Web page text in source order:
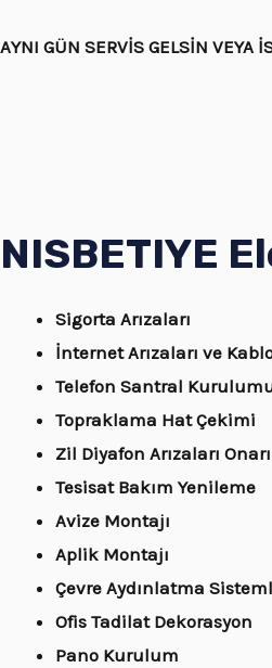
AYNI GÜN SERVİS GELSİN VEYA
NISBETIYE
Sigorta Arızaları
İnternet Arızaları ve
Telefon Santral
Topraklama Hat Çekimi
Zil Diyafon Arızaları
Tesisat Bakım Yenileme
Avize Montajı
Aplik Montajı
Çevre Aydınlatma
Ofis Tadilat Dekorasyon
Pano Kurulum